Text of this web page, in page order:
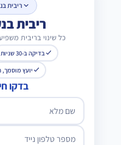
ריבית
ריבית
כל שינוי בריבית
בדיקה ב-30 שניות
יועץ
בדקו
שם מלא
מספר טלפון נייד